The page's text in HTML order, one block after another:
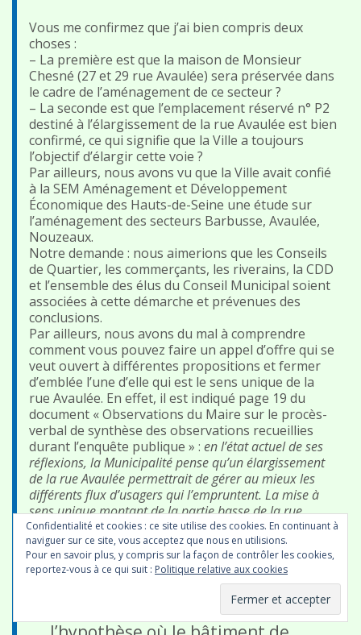
Vous me confirmez que j’ai bien compris deux
choses :
– La première est que la maison de Monsieur
Chesné (27 et 29 rue Avaulée) sera préservée dans
le cadre de l’aménagement de ce secteur ?
– La seconde est que l’emplacement réservé n° P2
destiné à l’élargissement de la rue Avaulée est bien
confirmé, ce qui signifie que la Ville a toujours
l’objectif d’élargir cette voie ?
Par ailleurs, nous avons vu que la Ville avait confié
à la SEM Aménagement et Développement
Économique des Hauts-de-Seine une étude sur
l’aménagement des secteurs Barbusse, Avaulée,
Nouzeaux.
Notre demande : nous aimerions que les Conseils
de Quartier, les commerçants, les riverains, la CDD
et l’ensemble des élus du Conseil Municipal soient
associées à cette démarche et prévenues des
conclusions.
Par ailleurs, nous avons du mal à comprendre
comment vous pouvez faire un appel d’offre qui se
veut ouvert à différentes propositions et fermer
d’emblée l’une d’elle qui est le sens unique de la
rue Avaulée. En effet, il est indiqué page 19 du
document « Observations du Maire sur le procès-
verbal de synthèse des observations recueillies
durant l’enquête publique » : en l’état actuel de ses
réflexions, la Municipalité pense qu’un élargissement
de la rue Avaulée permettrait de gérer au mieux les
différents flux d’usagers qui l’empruntent. La mise à
sens unique montant de la partie basse de la rue
Avaulée , si elle peut permettre d’aménager à plus
court terme une partie de piste cyclable, aura des
répercussions négatives sur les flux de circulation.
L’objectif est de diminuer la place de la voiture et
. Dans
Confidentialité et cookies : ce site utilise des cookies. En continuant à
naviguer sur ce site, vous acceptez que nous en utilisions.
Pour en savoir plus, y compris sur la façon de contrôler les cookies,
reportez-vous à ce qui suit : Politique relative aux cookies